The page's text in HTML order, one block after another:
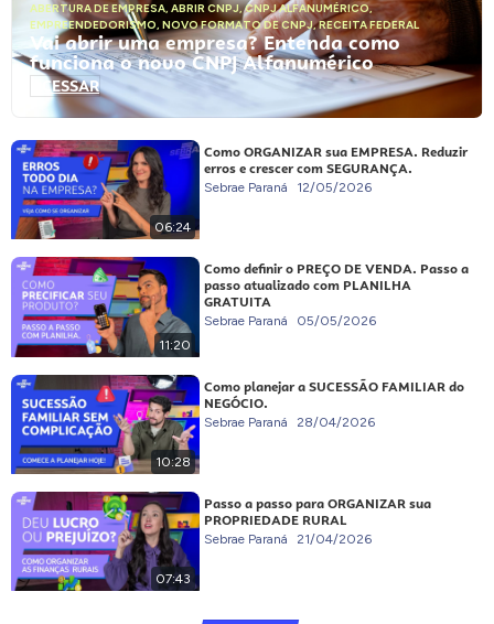
ABERTURA DE EMPRESA, ABRIR CNPJ,CNPJ ALFANUMÉRICO,
EMPREENDEDORISMO, NOVO FORMATO DE CNPJ,RECEITA FEDERAL
Vai abrir uma empresa? Entenda como
funciona o novo CNPJ Alfanumérico
ACESSAR
06:24
Como ORGANIZAR sua EMPRESA. Reduzir
erros e crescer com SEGURANÇA.
Sebrae Paraná 12/05/2026
11:20
Como definir o PREÇO DE VENDA. Passo a
passo atualizado com PLANILHA
GRATUITA
Sebrae Paraná 05/05/2026
10:28
Como planejar a SUCESSÃO FAMILIAR do
NEGÓCIO.
Sebrae Paraná 28/04/2026
07:43
Passo a passo para ORGANIZAR sua
PROPRIEDADE RURAL
Sebrae Paraná 21/04/2026